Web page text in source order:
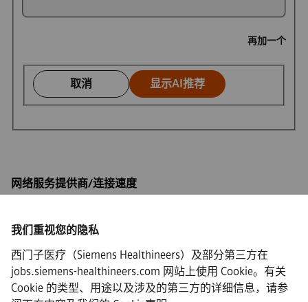
我们重视您的隐私
西门子医疗（Siemens Healthineers）及部分第三方在
jobs.siemens-healthineers.com 网站上使用 Cookie。有关
Cookie 的类型、用途以及涉及的第三方的详细信息，请参
再加一个
取消 显示AI推荐
网络服务提供商/连接速度
Siemens Healthineers AG © 2026
常见问题
·